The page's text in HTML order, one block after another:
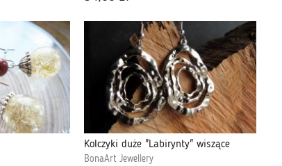
Kolczyki duże "Labirynty" wiszące
BonaArt Jewellery